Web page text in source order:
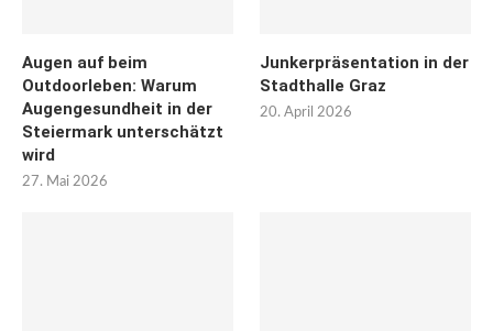
Augen auf beim
Outdoorleben: Warum
Augengesundheit in der
Steiermark unterschätzt
wird
27. Mai 2026
Junkerpräsentation in der
Stadthalle Graz
20. April 2026